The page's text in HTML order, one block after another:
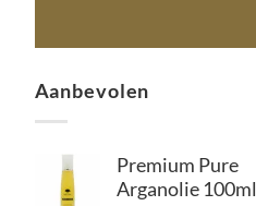
Aanbevolen
Premium Pure
Arganolie 100ml